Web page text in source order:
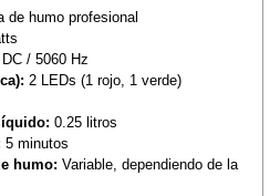
de humo profesional
/ 5060 Hz
2 LEDs (1 rojo, 1 verde)
0.25 litros
5 minutos
humo: Variable, dependiendo de la